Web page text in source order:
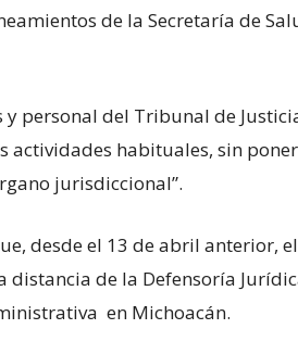
de la Secretaría de
y personal del Tribunal de
habituales, sin
jurisdiccional”.
desde el 13 de abril anterior, el
de la Defensoría
en Michoacán.